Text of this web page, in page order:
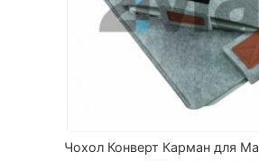
Чохол Конверт Карман для